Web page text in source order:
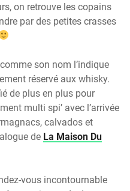
on retrouve les copains
par des petites crasses
son nom l’indique
réservé aux whisky.
de plus en plus pour
multi spi’ avec l’arrivée
calvados et
de La Maison Du
vous incontournable